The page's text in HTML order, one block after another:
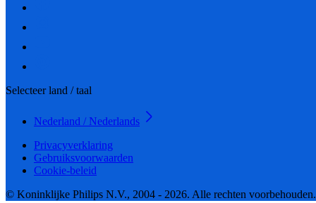
Selecteer land / taal
Nederland / Nederlands
Privacyverklaring
Gebruiksvoorwaarden
Cookie-beleid
© Koninklijke Philips N.V., 2004 - 2026. Alle rechten voorbehouden.